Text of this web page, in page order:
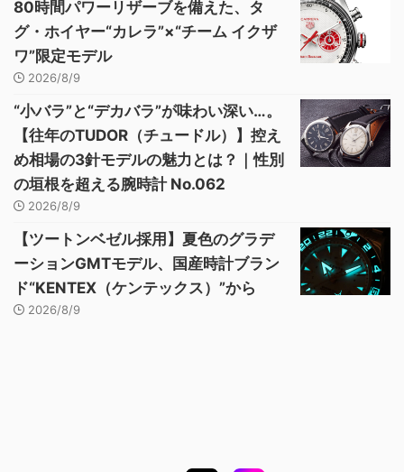
80時間パワーリザーブを備えた、タ
グ・ホイヤー“カレラ”×“チーム イクザ
ワ”限定モデル
2026/8/9
“小バラ”と“デカバラ”が味わい深い…。
【往年のTUDOR（チュードル）】控え
め相場の3針モデルの魅力とは？｜性別
の垣根を超える腕時計 No.062
2026/8/9
【ツートンベゼル採用】夏色のグラデ
ーションGMTモデル、国産時計ブラン
ド“KENTEX（ケンテックス）”から
2026/8/9